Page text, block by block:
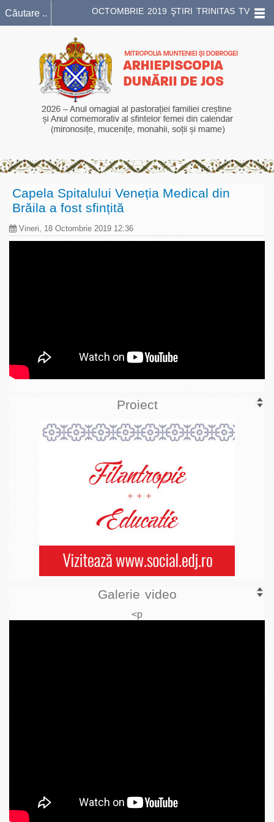
OCTOMBRIE 2019 ŞTIRI TRINITAS TV
Capela Spitalului Veneția Medical din
Brăila a fost sfințită
Vineri, 18 Octombrie 2019 12:36
Proiect
Galerie video
<p